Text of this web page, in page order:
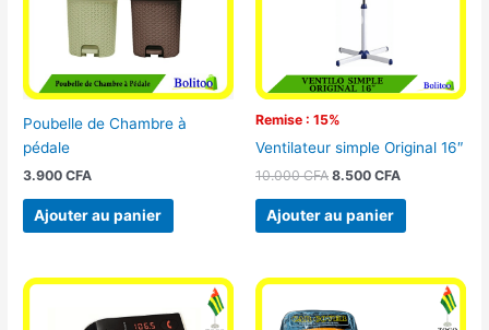
Poubelle de Chambre à
pédale
3.900CFA
Ajouter au panier
Remise : 15%
Ventilateur simple Original 16″
10.000CFA 8.500 CFA
Ajouter au panier